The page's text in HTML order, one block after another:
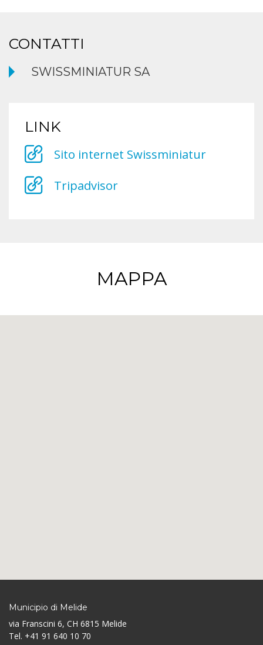
CONTATTI
SWISSMINIATUR SA
LINK
Sito internet Swissminiatur
Tripadvisor
MAPPA
Municipio di Melide
via Franscini 6, CH 6815 Melide
Tel. +41 91 640 10 70